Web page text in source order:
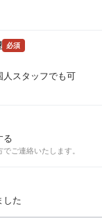
必須
人スタッフでも可
る
ご連絡いたします。
した